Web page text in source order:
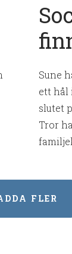
Sune
ett hål
slutet
Tror
FLER